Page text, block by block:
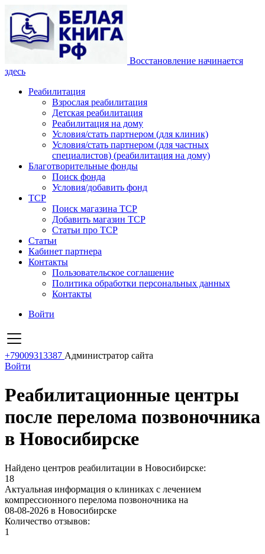
Восстановление начинается
здесь
Реабилитация
Взрослая реабилитация
Детская реабилитация
Реабилитация на дому
Условия/стать партнером (для клиник)
Условия/стать партнером (для частных
специалистов) (реабилитация на дому)
Благотворительные фонды
Поиск фонда
Условия/добавить фонд
ТСР
Поиск магазина ТСР
Добавить магазин ТСР
Статьи про ТСР
Статьи
Кабинет партнера
Контакты
Пользовательское соглашение
Политика обработки персональных данных
Контакты
Войти
+79009313387 Администратор сайта
Войти
Реабилитационные центры
после перелома позвоночника
в Новосибирске
Найдено центров реабилитации в Новосибирске:
18
Актуальная информация о клиниках с лечением
компрессионного перелома позвоночника на
08-08-2026 в Новосибирске
Количество отзывов:
1